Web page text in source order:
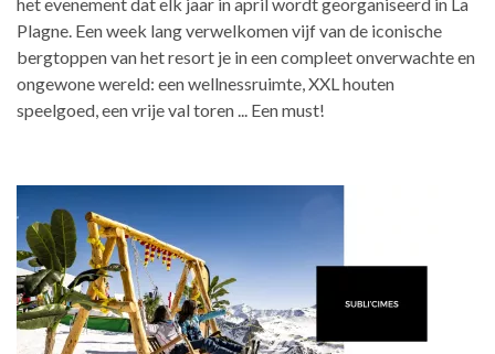
Plagne. Een week lang verwelkomen vijf van de iconische
bergtoppen van het resort je in een compleet onverwachte en
ongewone wereld: een wellnessruimte, XXL houten
speelgoed, een vrije val toren ... Een must!